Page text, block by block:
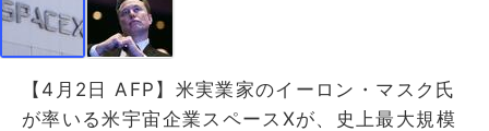
【4月2日 AFP】米実業家のイーロン・マスク氏
が率いる米宇宙企業スペースXが、史上最大規模